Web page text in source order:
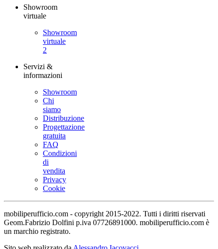
Showroom
virtuale
Showroom
virtuale
2
Servizi &
informazioni
Showroom
Chi
siamo
Distribuzione
Progettazione
gratuita
FAQ
Condizioni
di
vendita
Privacy
Cookie
mobiliperufficio.com - copyright 2015-2022. Tutti i diritti riservati
Geom.Fabrizio Dolfini p.iva 07726891000. mobiliperufficio.com è
un marchio registrato.